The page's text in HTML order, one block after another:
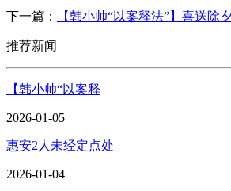
下一篇： 【韩小帅“以案释法”】喜送除
推荐新闻
【韩小帅“以案释
2026-01-05
惠安2人未经定点处
2026-01-04